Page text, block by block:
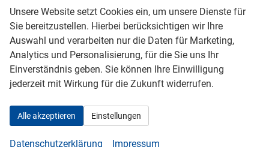
LED-Gepäckraumbeleuchtung
vorhanden
Befestigungsösen für Gepäcknetz
vorhanden
vorhanden
Sonnenblenden mit beleuchtetem Make-up Spiegel für Fahrer
und Beifahrer
vorhanden
Lüftungsdüsen für 2. Sitzreihe unter Fahrer- und Beifahrersitz
Unsere Website setzt Cookies ein, um unsere Dienste für
Sie bereitzustellen. Hierbei berücksichtigen wir Ihre
Auswahl und verarbeiten nur die Daten für Marketing,
Analytics und Personalisierung, für die Sie uns Ihr
Einverständnis geben. Sie können Ihre Einwilligung
jederzeit mit Wirkung für die Zukunft widerrufen.
Alle akzeptieren Einstellungen
Datenschutzerklärung Impressum